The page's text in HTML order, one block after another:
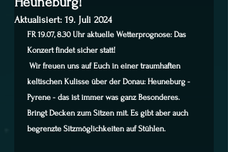
Aktualisiert: 19. Juli 2024
FR 19.07, 8.30 Uhr aktuelle Wetterprognose: Das
Konzert findet sicher statt!
keltischen Kulisse über der Donau: Heuneburg -
Pyrene - das ist immer was ganz Besonderes.
Bringt Decken zum Sitzen mit. Es gibt aber auch
begrenzte Sitzmöglichkeiten auf Stühlen.